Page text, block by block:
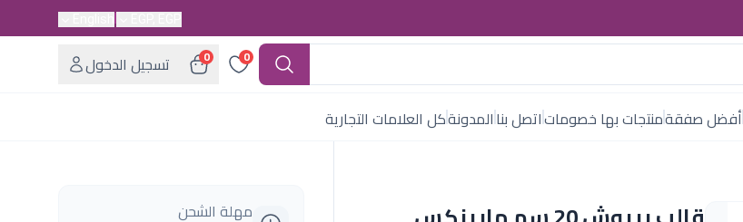
0
0
تسجيل الدخول
أفضل صفقةمنتجات بها خصوماتاتصل بناالمدونةكل العلامات التجارية
مهلة الشحن